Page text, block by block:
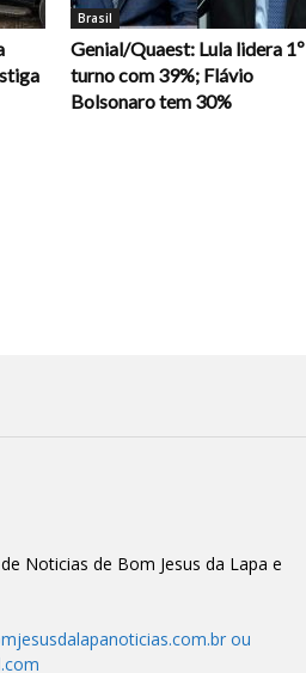
Brasil
Genial/Quaest: Lula lidera 1º
turno com 39%; Flávio
Bolsonaro tem 30%
Noticias de Bom Jesus da Lapa e
ou